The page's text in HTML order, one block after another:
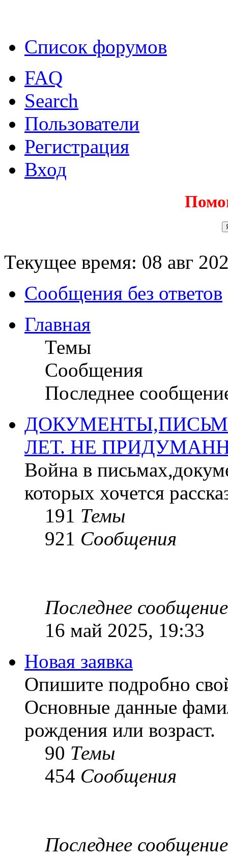
Список форумов
FAQ
Search
Пользователи
Регистрация
Вход
Текущее время: 08 авг
Сообщения без ответов
Главная
Темы
Сообщения
Последнее
ЛЕТ. НЕ
Война в
которых хочется
191 Темы
921 Сообщения
Последнее сообщение
16 май 2025, 19:33
Новая заявка
Опишите подробно
Основные данные
рождения или возраст.
90 Темы
454 Сообщения
Последнее сообщение